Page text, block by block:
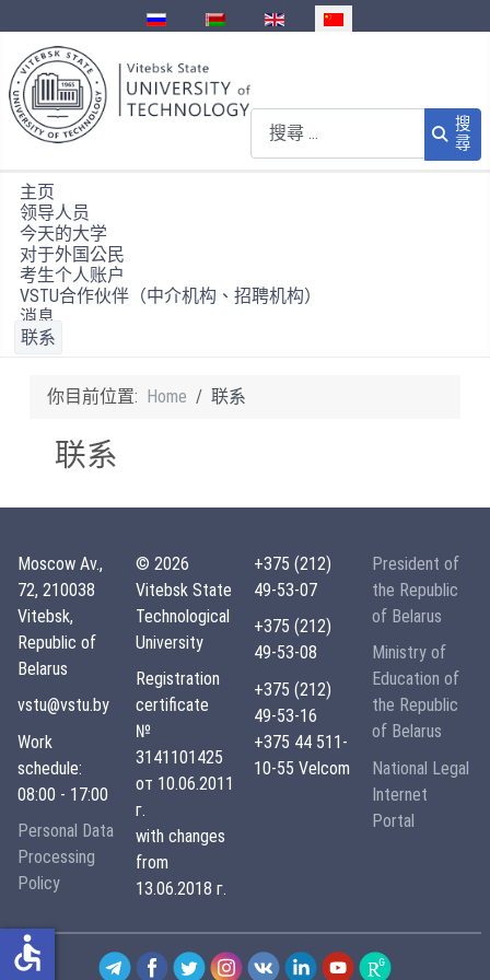
選擇你的語言
搜尋
搜
尋
主页
领导人员
今天的大学
对于外国公民
考生个人账户
VSTU合作伙伴（中介机构、招聘机构）
消息
联系
你目前位置: Home 联系
联系
Moscow Av.,
72, 210038
Vitebsk,
Republic of
Belarus
vstu@vstu.by
Work
schedule:
08:00 - 17:00
Personal Data
Processing
Policy
© 2026
Vitebsk State
Technological
University
Registration
certificate
№
3141101425
от 10.06.2011
г.
with changes
from
13.06.2018 г.
+375 (212)
49-53-07
+375 (212)
49-53-08
+375 (212)
49-53-16
+375 44 511-
10-55 Velcom
President of
the Republic
of Belarus
Ministry of
Education of
the Republic
of Belarus
National Legal
Internet
Portal
accessible